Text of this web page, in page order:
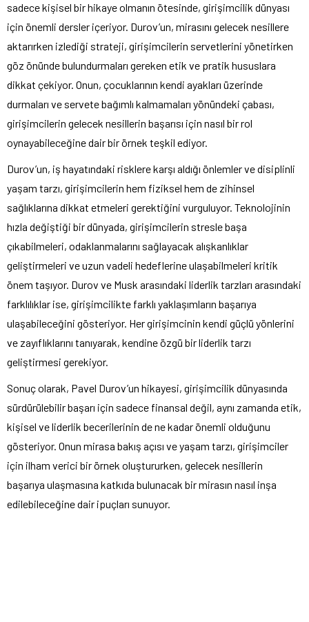
sadece kişisel bir hikaye olmanın ötesinde, girişimcilik dünyası
için önemli dersler içeriyor. Durov’un, mirasını gelecek nesillere
aktarırken izlediği strateji, girişimcilerin servetlerini yönetirken
göz önünde bulundurmaları gereken etik ve pratik hususlara
dikkat çekiyor. Onun, çocuklarının kendi ayakları üzerinde
durmaları ve servete bağımlı kalmamaları yönündeki çabası,
girişimcilerin gelecek nesillerin başarısı için nasıl bir rol
oynayabileceğine dair bir örnek teşkil ediyor.
Durov’un, iş hayatındaki risklere karşı aldığı önlemler ve disiplinli
yaşam tarzı, girişimcilerin hem fiziksel hem de zihinsel
sağlıklarına dikkat etmeleri gerektiğini vurguluyor. Teknolojinin
hızla değiştiği bir dünyada, girişimcilerin stresle başa
çıkabilmeleri, odaklanmalarını sağlayacak alışkanlıklar
geliştirmeleri ve uzun vadeli hedeflerine ulaşabilmeleri kritik
önem taşıyor. Durov ve Musk arasındaki liderlik tarzları arasındaki
farklılıklar ise, girişimcilikte farklı yaklaşımların başarıya
ulaşabileceğini gösteriyor. Her girişimcinin kendi güçlü yönlerini
ve zayıflıklarını tanıyarak, kendine özgü bir liderlik tarzı
geliştirmesi gerekiyor.
Sonuç olarak, Pavel Durov’un hikayesi, girişimcilik dünyasında
sürdürülebilir başarı için sadece finansal değil, aynı zamanda etik,
kişisel ve liderlik becerilerinin de ne kadar önemli olduğunu
gösteriyor. Onun mirasa bakış açısı ve yaşam tarzı, girişimciler
için ilham verici bir örnek oluştururken, gelecek nesillerin
başarıya ulaşmasına katkıda bulunacak bir mirasın nasıl inşa
edilebileceğine dair ipuçları sunuyor.